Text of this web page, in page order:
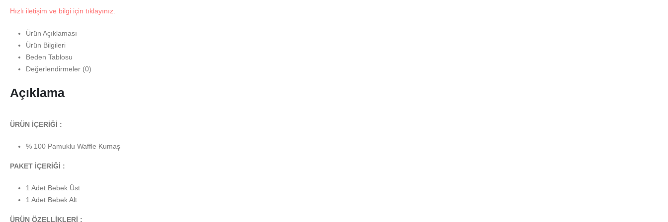
Hızlı iletişim ve bilgi için tıklayınız.
Ürün Açıklaması
Ürün Bilgileri
Beden Tablosu
Değerlendirmeler (0)
Açıklama
ÜRÜN İÇERİĞİ :
% 100 Pamuklu Waffle Kumaş
PAKET İÇERİĞİ :
1 Adet Bebek Üst
1 Adet Bebek Alt
ÜRÜN ÖZELLİKLERİ :